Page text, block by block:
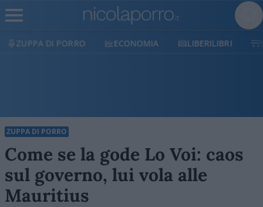
DI PORRO ECONOMIA LIBERILIBRI SHOP
ZUPPA DI PORRO
Come se la gode Lo Voi: caos
sul governo, lui vola alle
Mauritius